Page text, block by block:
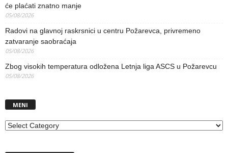
će plaćati znatno manje
05/08/2026
Radovi na glavnoj raskrsnici u centru Požarevca, privremeno
zatvaranje saobraćaja
05/08/2026
Zbog visokih temperatura odložena Letnja liga ASCS u Požarevcu
05/08/2026
MENI
MENI